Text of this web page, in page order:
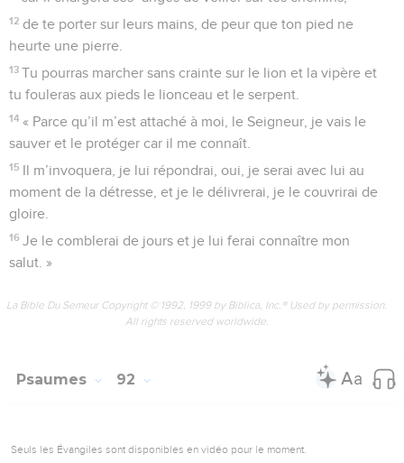
nous envolons.
assez pour tenir compte de ton courroux ?
notre cœur acquière la sagesse !
quand tarderas-tu encore ? Aie pitié de tes serviteurs !
Rassasie-nous tous les matins de ton amour, et nous
en années de joie nos années de malheur !
Que ton œuvre apparaisse envers tes serviteurs ! Et que
17 Que la tendresse du Seigneur, notre Dieu, repose sur nous